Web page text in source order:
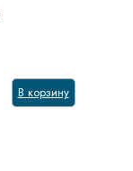
В корзину